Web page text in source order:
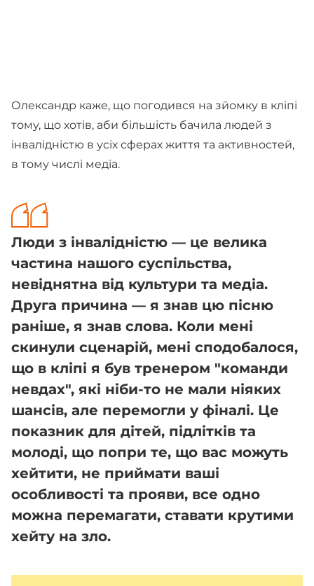
Олександр каже, що погодився на зйомку в кліпі
тому, що хотів, аби більшість бачила людей з
інвалідністю в усіх сферах життя та активностей,
в тому числі медіа.
Люди з інвалідністю — це велика
частина нашого суспільства,
невіднятна від культури та медіа.
Друга причина — я знав цю пісню
раніше, я знав слова. Коли мені
скинули сценарій, мені сподобалося,
що в кліпі я був тренером "команди
невдах", які ніби-то не мали ніяких
шансів, але перемогли у фіналі. Це
показник для дітей, підлітків та
молоді, що попри те, що вас можуть
хейтити, не приймати ваші
особливості та прояви, все одно
можна перемагати, ставати крутими
хейту на зло.